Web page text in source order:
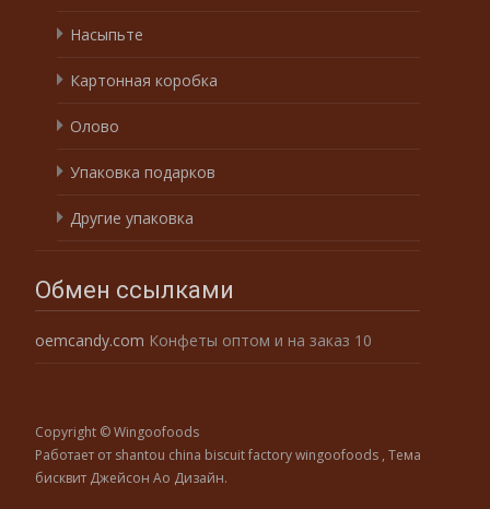
Насыпьте
Картонная коробка
Олово
Упаковка подарков
Другие упаковка
Обмен ссылками
oemcandy.com Конфеты оптом и на заказ 10
Copyright © Wingoofoods
Работает от shantou china biscuit factory wingoofoods , Тема
бисквит Джейсон Ао Дизайн.